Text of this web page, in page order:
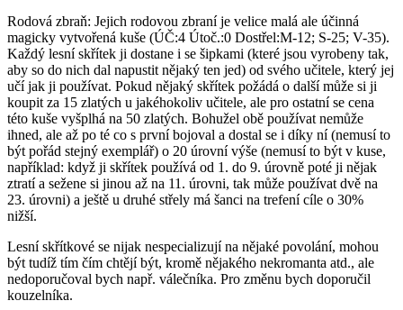
Rodová zbraň: Jejich rodovou zbraní je velice malá ale účinná
magicky vytvořená kuše (ÚČ:4 Útoč.:0 Dostřel:M-12; S-25; V-35).
Každý lesní skřítek ji dostane i se šipkami (které jsou vyrobeny tak,
aby so do nich dal napustit nějaký ten jed) od svého učitele, který jej
učí jak ji používat. Pokud nějaký skřítek požádá o další může si ji
koupit za 15 zlatých u jakéhokoliv učitele, ale pro ostatní se cena
této kuše vyšplhá na 50 zlatých. Bohužel obě používat nemůže
ihned, ale až po té co s první bojoval a dostal se i díky ní (nemusí to
být pořád stejný exemplář) o 20 úrovní výše (nemusí to být v kuse,
například: když ji skřítek používá od 1. do 9. úrovně poté ji nějak
ztratí a sežene si jinou až na 11. úrovni, tak může používat dvě na
23. úrovni) a ještě u druhé střely má šanci na trefení cíle o 30%
nižší.
Lesní skřítkové se nijak nespecializují na nějaké povolání, mohou
být tudíž tím čím chtějí být, kromě nějakého nekromanta atd., ale
nedoporučoval bych např. válečníka. Pro změnu bych doporučil
kouzelníka.